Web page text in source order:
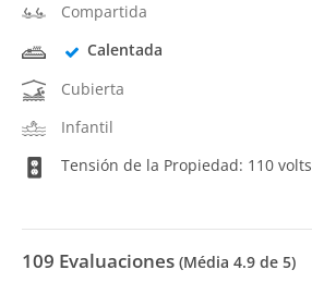
Compartida
Calentada
Cubierta
Infantil
Tensión de la Propiedad: 110 volts
109 Evaluaciones (Média 4.9 de 5)